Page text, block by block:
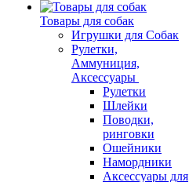
Товары для собак
Игрушки для Собак
Рулетки,
Аммуниция,
Аксессуары
Рулетки
Шлейки
Поводки,
ринговки
Ошейники
Намордники
Аксессуары для